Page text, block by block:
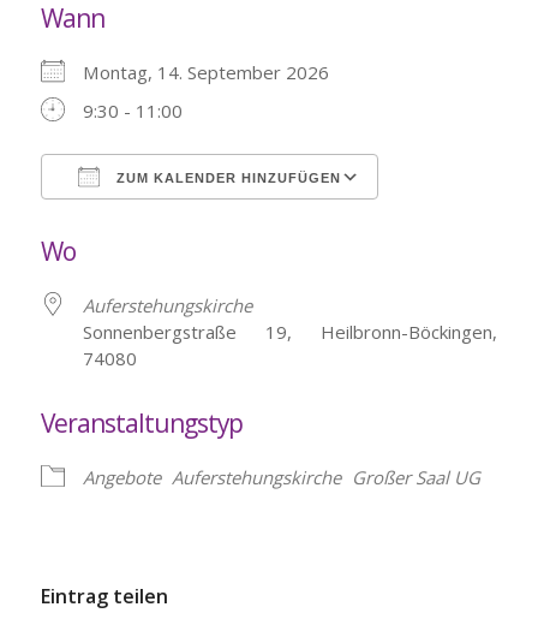
Wann
Montag, 14. September 2026
9:30 - 11:00
ZUM KALENDER HINZUFÜGEN
Wo
Auferstehungskirche
Sonnenbergstraße 19, Heilbronn-Böckingen,
74080
Veranstaltungstyp
Angebote Auferstehungskirche Großer Saal UG
Eintrag teilen